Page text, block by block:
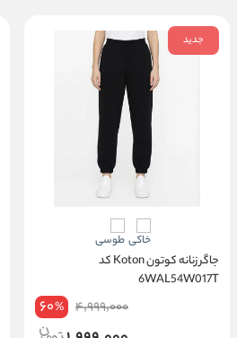
جدید
جاگر زنانه کوتون Koton کد
6WAL54W017T
4,999,000
60%